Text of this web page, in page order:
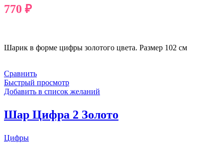
770 ₽
Шарик в форме цифры золотого цвета. Размер 102 см
Сравнить
Быстрый просмотр
Добавить в список желаний
Шар Цифра 2 Золото
Цифры